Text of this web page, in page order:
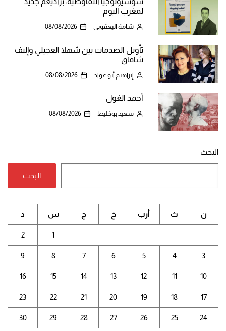
لمغرب اليوم
شامة اليعقوبي 08/08/2026
تأويل الصدمات بين شهلا العجيلي وإليف
شافاق
إبراهيم أبو عواد 08/08/2026
أحمد الغول
سعيد بوخليط 08/08/2026
البحث
البحث
ن ث أرب خ ج س د
1
2
3
4
5
6
7
8
9
10
11
12
13
14
15
16
17
18
19
20
21
22
23
24
25
26
27
28
29
30